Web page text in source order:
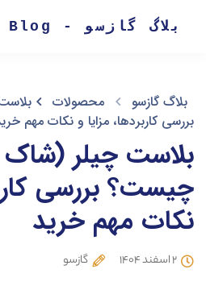
بلاگ گازسو - Gasso Blog
بلاگ گازسو محصولات
بررسی کاربردها، مزایا و نکات مهم
بلاست چیلر (شاک
چیست؟ بررسی
نکات مهم خرید
۲ اسفند ۱۴۰۴ گازسو